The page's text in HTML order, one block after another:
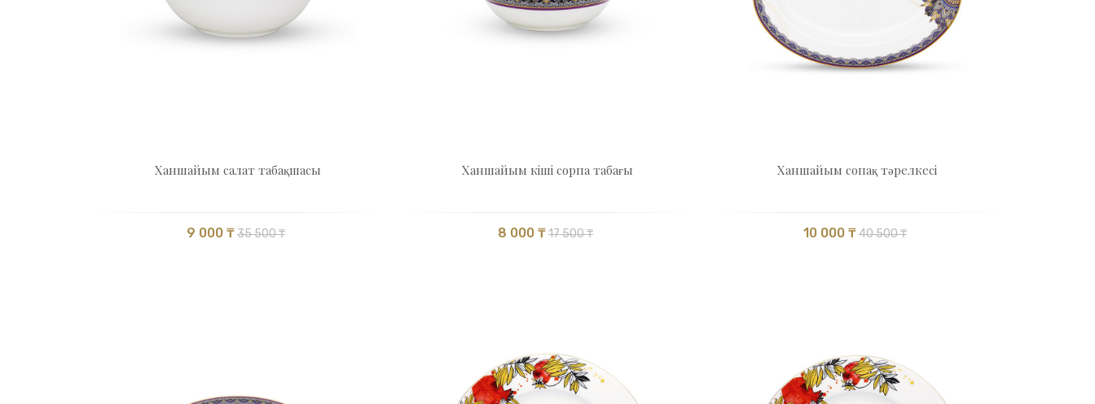
Ханшайым cалат табақшасы
9 000 ₸35 500 ₸
Ханшайым кіші сорпа табағы
8 000 ₸17 500 ₸
Ханшайым сопақ тәрелкесі
10 000 ₸40 500 ₸